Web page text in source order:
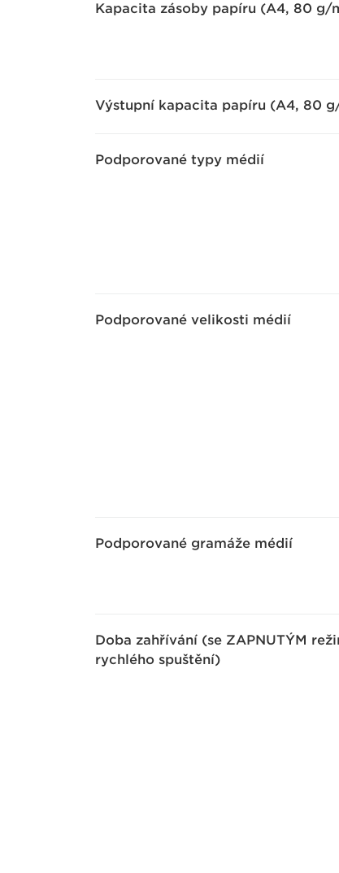
Kapacita zásoby papíru (A4, 80 g/
Výstupní kapacita papíru (A4, 80
Podporované typy médií
Podporované velikosti médií
Podporované gramáže médií
Doba zahřívání (se ZAPNUTÝM
rychlého spuštění)